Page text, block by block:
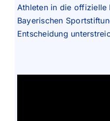
Athleten in die offizielle
Bayerischen
Entscheidung